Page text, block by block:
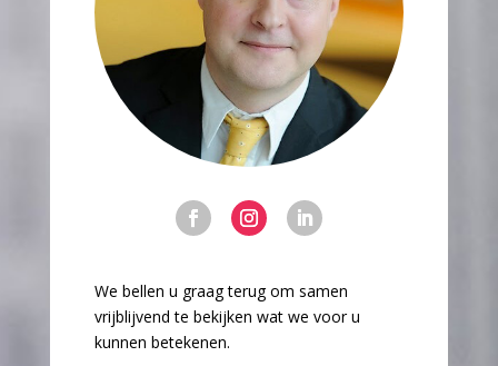
We bellen u graag terug om samen
vrijblijvend te bekijken wat we voor u
kunnen betekenen.